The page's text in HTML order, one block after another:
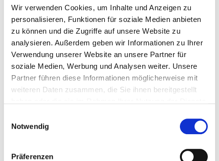
Wir verwenden Cookies, um Inhalte und Anzeigen zu
personalisieren, Funktionen für soziale Medien anbieten
zu können und die Zugriffe auf unsere Website zu
analysieren. Außerdem geben wir Informationen zu Ihrer
Verwendung unserer Website an unsere Partner für
soziale Medien, Werbung und Analysen weiter. Unsere
Partner führen diese Informationen möglicherweise mit
weiteren Daten zusammen, die Sie ihnen bereitgestellt
Notwendig
Präferenzen
Skihelm
Skibrille
Skischuhe / Snowboard-Stiefel (Empfehlung: Im
Handgepäck befördern) Hinweis: sehr abgelaufene
Skischuhe können nicht an Leihski angepasst
werden)
Skijacke
Skihose